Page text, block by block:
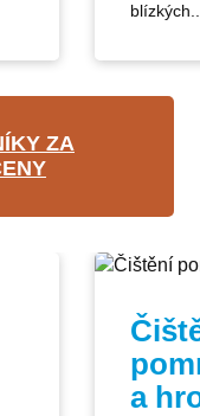
blízkých...
ZA
a